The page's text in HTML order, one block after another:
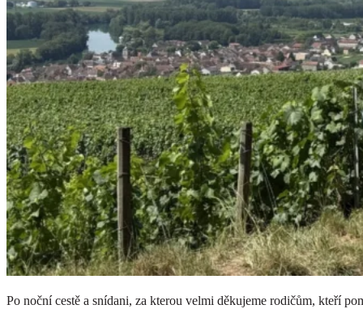
Po noční cestě a snídani, za kterou velmi děkujeme rodičům, kteří